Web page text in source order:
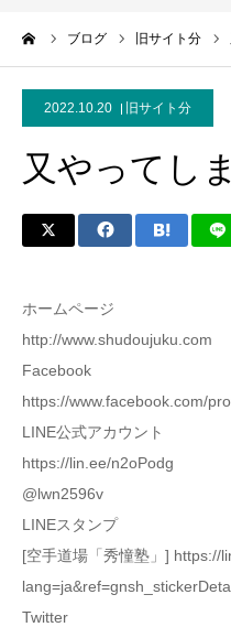
ブログ 旧サイト分
2022.10.20 旧サイト分
又やってし
ホームページ
http://www.shudoujuku.com
Facebook
https://www.facebook.com/
LINE公式アカウント
https://lin.ee/n2oPodg
@lwn2596v
LINEスタンプ
[空手道場「秀憧塾」] https://
Twitter